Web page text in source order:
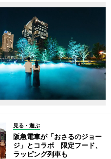
見る・遊ぶ
阪急電車が「おさるのジョー
ジ」とコラボ 限定フード、
ラッピング列車も